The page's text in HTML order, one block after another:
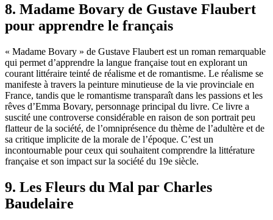
8. Madame Bovary de Gustave Flaubert
pour apprendre le français
« Madame Bovary » de Gustave Flaubert est un roman remarquable
qui permet d’apprendre la langue française tout en explorant un
courant littéraire teinté de réalisme et de romantisme. Le réalisme se
manifeste à travers la peinture minutieuse de la vie provinciale en
France, tandis que le romantisme transparaît dans les passions et les
rêves d’Emma Bovary, personnage principal du livre. Ce livre a
suscité une controverse considérable en raison de son portrait peu
flatteur de la société, de l’omniprésence du thème de l’adultère et de
sa critique implicite de la morale de l’époque. C’est un
incontournable pour ceux qui souhaitent comprendre la littérature
française et son impact sur la société du 19e siècle.
9. Les Fleurs du Mal par Charles
Baudelaire